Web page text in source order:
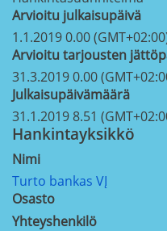
Arvioitu julkaisupäivä
1.1.2019 0.00
Arvioitu tarjousten
31.3.2019 0.00
Julkaisupäivämäärä
31.1.2019 8.51
Hankintayksikkö
Nimi
Turto bankas VĮ
Osasto
Yhteyshenkilö